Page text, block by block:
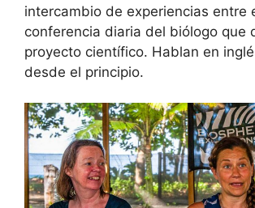
intercambio de experiencias entre
conferencia diaria del biólogo que
proyecto científico. Hablan en
desde el principio.